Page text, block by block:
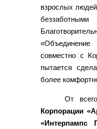
взрослых
совместно с
пытается
более
От
Корпорации
«Интерпампс